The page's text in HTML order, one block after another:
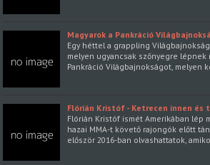
Magyarok a Pankráció
Egy héttel a grappling
melyen ugyancsak szőnyegre
Pankráció Világbajnokságot, melyen
Flórián Kristóf - Ketrecen innen és
Flórián Kristóf ismét Amerikában lép
hazai MMA-t követő rajongók előtt
először 2016-ban olvashattatok,